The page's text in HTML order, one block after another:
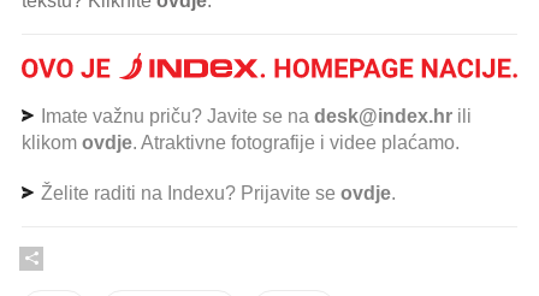
Imate važnu priču? Javite se na desk@index.hr ili
klikom ovdje. Atraktivne fotografije i videe plaćamo.
Želite raditi na Indexu? Prijavite se ovdje.